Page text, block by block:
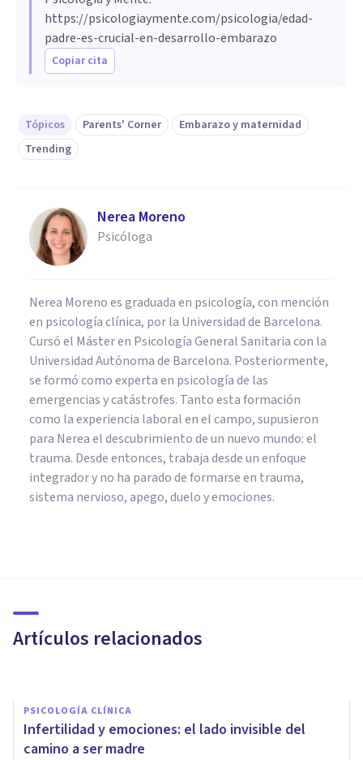
https://psicologiaymente.com/psicologia/edad-
padre-es-crucial-en-desarrollo-embarazo
Copiar cita
Tópicos Parents' Corner
Embarazo y maternidad
Trending
Nerea Moreno
Psicóloga
Nerea Moreno es graduada en psicología, con mención
en psicología clínica, por la Universidad de Barcelona.
Cursó el Máster en Psicología General Sanitaria con la
Universidad Autónoma de Barcelona. Posteriormente,
se formó como experta en psicología de las
emergencias y catástrofes. Tanto esta formación
como la experiencia laboral en el campo, supusieron
para Nerea el descubrimiento de un nuevo mundo: el
trauma. Desde entonces, trabaja desde un enfoque
integrador y no ha parado de formarse en trauma,
sistema nervioso, apego, duelo y emociones.
Artículos relacionados
de las madres
PSICOLOGÍA CLÍNICA
Infertilidad y emociones: el lado invisible del
camino a ser madre